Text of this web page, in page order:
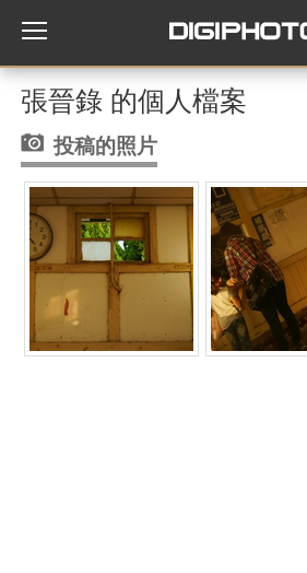
張晉錄 的個人檔案
投稿的照片